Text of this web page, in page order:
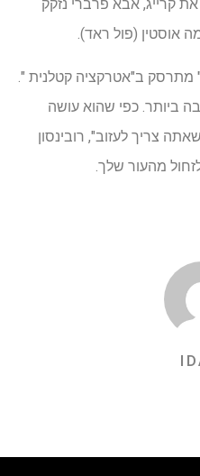
קרייג, אבא פרברי נזקק
אוסטין (פול ראד).
מתרסק ב"אטרקציה קטלנית ".
ביותר. כפי שהוא עושה
צריך לעזוב", רובינסון
מהעור שלך.